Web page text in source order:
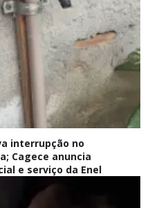
interrupção no
Cagece anuncia
e serviço da Enel